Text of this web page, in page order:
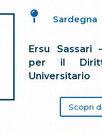
Sardegna

Ersu Sassari
per il
Universitario
Scopri